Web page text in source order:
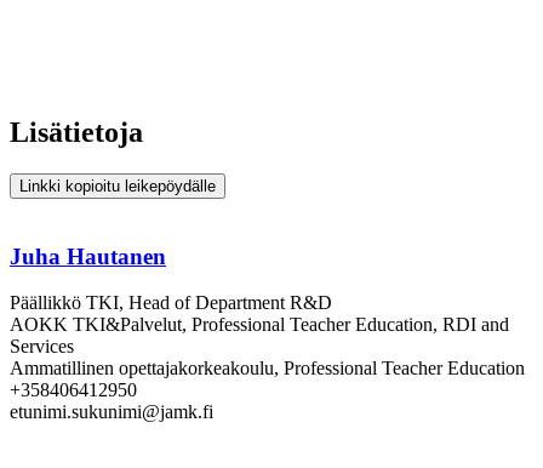
Lisätietoja
Linkki kopioitu leikepöydälle
Juha Hautanen
Päällikkö TKI, Head of Department R&D
AOKK TKI&Palvelut, Professional Teacher Education, RDI and
Services
Ammatillinen opettajakorkeakoulu, Professional Teacher Education
+358406412950
etunimi.sukunimi@jamk.fi